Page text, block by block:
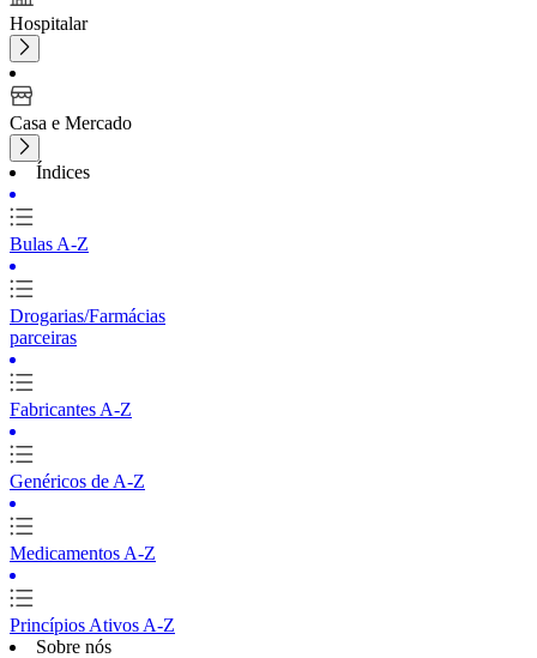
Hospitalar
Casa e Mercado
Índices
Bulas A-Z
Drogarias/Farmácias
parceiras
Fabricantes A-Z
Genéricos de A-Z
Medicamentos A-Z
Princípios Ativos A-Z
Sobre nós